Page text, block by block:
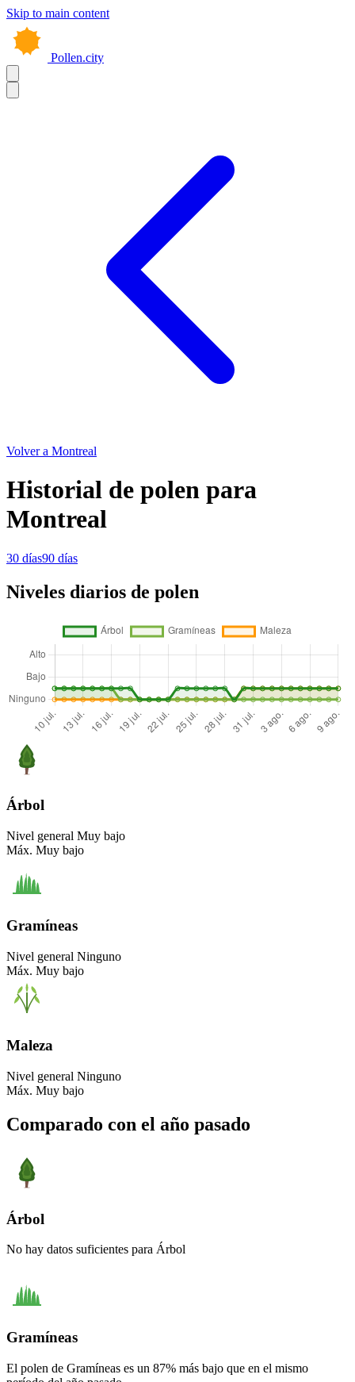
Skip to main content
Pollen.city
Volver a Montreal
Historial de polen para
Montreal
30 días90 días
Niveles diarios de polen
Árbol
Nivel general Muy bajo
Máx. Muy bajo
Gramíneas
Nivel general Ninguno
Máx. Muy bajo
Maleza
Nivel general Ninguno
Máx. Muy bajo
Comparado con el año pasado
Árbol
No hay datos suficientes para Árbol
Gramíneas
El polen de Gramíneas es un 87% más bajo que en el mismo